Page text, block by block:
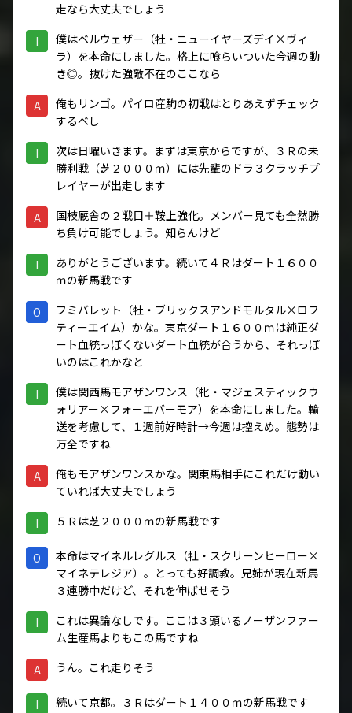
走なら大丈夫でしょう
I
僕はベルウェザー（牡・ニューイヤーズデイ×ヴィ
ラ）を本命にしました。格上に喰らいついた今週の動
き◎。抜けた強敵不在のここなら
A
俺もリンゴ。パイロ産駒の初戦はとりあえずチェック
するべし
I
次は日曜いきます。まずは東京からですが、３Ｒの未
勝利戦（芝２０００ｍ）には先輩のドラ３クラッチプ
レイヤーが出走します
A
国枝厩舎の２戦目＋鞍上強化。メンバー見ても全然勝
ち負け可能でしょう。知らんけど
I
ありがとうございます。続いて４Ｒはダート１６００
ｍの新馬戦です
O
フミバレット（牡・ブリックスアンドモルタル×ロフ
ティーエイム）かな。東京ダート１６００ｍは純正ダ
ート血統っぽくないダート血統が合うから、それっぽ
いのはこれかなと
I
僕は関西馬モアザンワンス（牝・マジェスティックウ
ォリアー×フォーエバーモア）を本命にしました。輸
送を考慮して、１週前好時計→今週は控えめ。態勢は
万全ですね
A
俺もモアザンワンスかな。関東馬相手にこれだけ動い
ていれば大丈夫でしょう
I ５Ｒは芝２０００ｍの新馬戦です
O
本命はマイネルレグルス（牡・スクリーンヒーロー×
マイネテレジア）。とっても好調教。兄姉が現在新馬
３連勝中だけど、それを伸ばせそう
I
これは異論なしです。ここは３頭いるノーザンファー
ム生産馬よりもこの馬ですね
A うん。これ走りそう
I 続いて京都。３Ｒはダート１４００ｍの新馬戦です